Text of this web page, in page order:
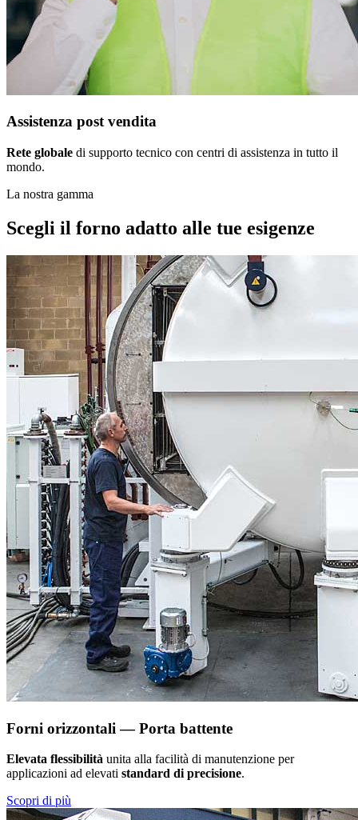
Assistenza post vendita
Rete globale di supporto tecnico con centri di assistenza in tutto il
mondo.
La nostra gamma
Scegli il forno adatto alle tue esigenze
Forni orizzontali — Porta battente
Elevata flessibilità unita alla facilità di manutenzione per
applicazioni ad elevati standard di precisione.
Scopri di più